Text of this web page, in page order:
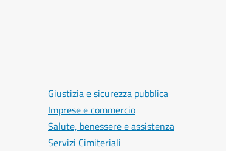
Giustizia e sicurezza pubblica
Imprese e commercio
Salute, benessere e assistenza
Servizi Cimiteriali